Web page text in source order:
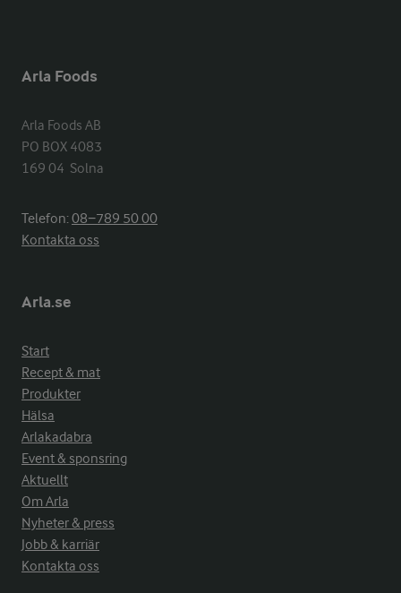
Arla Foods
Arla Foods AB
PO BOX 4083
169 04  Solna
Telefon:08−789 50 00
Kontakta oss
Arla.se
Start
Recept & mat
Produkter
Hälsa
Arlakadabra
Event & sponsring
Aktuellt
Om Arla
Nyheter & press
Jobb & karriär
Kontakta oss